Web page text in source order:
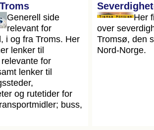
Generell side
relevant for
i og fra Troms. Her
lenker til
for
lenker til
og rutetider for
buss,
Her
over
Tromsø, den
Nord-Norge.